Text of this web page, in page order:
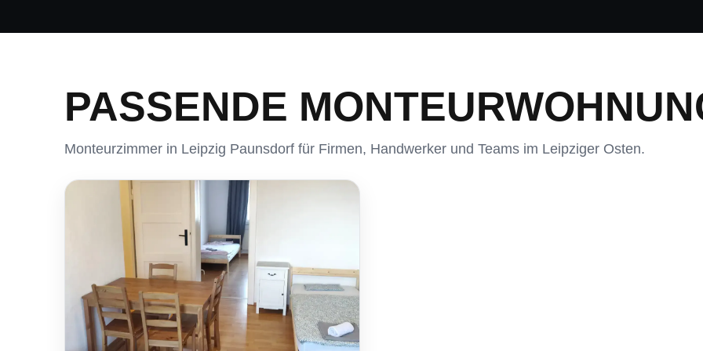
PASSENDE
Monteurzimmer in Leipzig Paunsdorf für Firmen, Handwerker und Teams im Leipziger Osten.